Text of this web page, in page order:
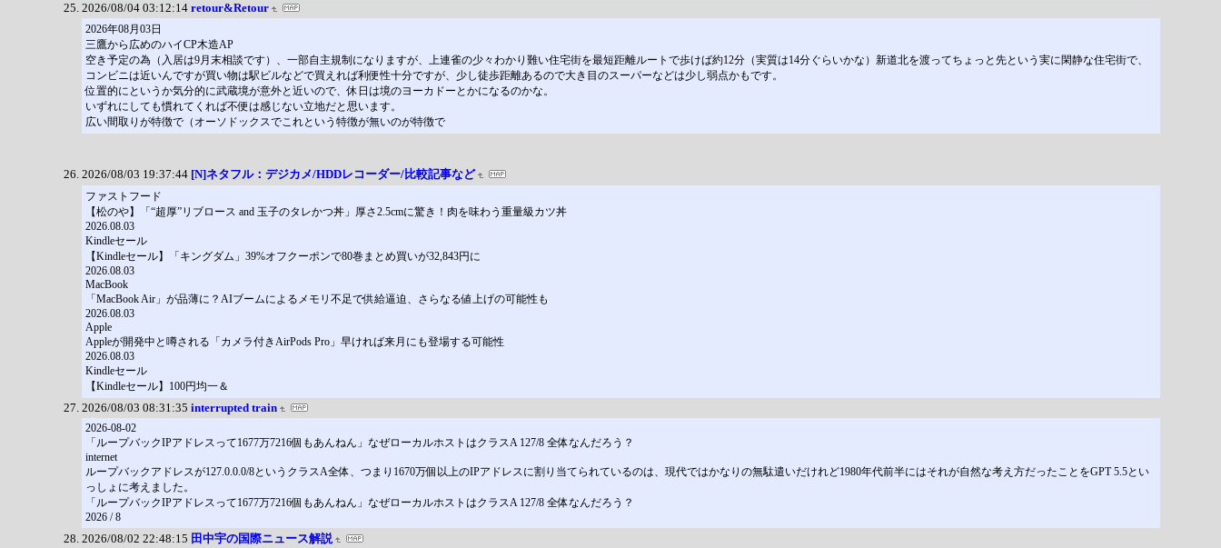
2026/08/04 03:12:14 retour&Retour
2026年08月03日
三鷹から広めのハイCP木造AP
空き予定の為（入居は9月末相談です）、一部自主規制になりますが、上連雀の少々わかり難い住宅街を最短距離ルートで歩けば約12分（実質は14分ぐらいかな）新道北を渡ってちょっと先という実に閑静な住宅街で、
コンビニは近いんですが買い物は駅ビルなどで買えれば利便性十分ですが、少し徒歩距離あるので大き目のスーパーなどは少し弱点かもです。
位置的にというか気分的に武蔵境が意外と近いので、休日は境のヨーカドーとかになるのかな。
いずれにしても慣れてくれば不便は感じない立地だと思います。
広い間取りが特徴で（オーソドックスでこれという特徴が無いのが特徴で
2026/08/03 19:37:44 [N]ネタフル：デジカメ/HDDレコーダー/比較記事など
ファストフード
【松のや】「“超厚”リブロース and 玉子のタレかつ丼」厚さ2.5cmに驚き！肉を味わう重量級カツ丼
2026.08.03
Kindleセール
【Kindleセール】「キングダム」39%オフクーポンで80巻まとめ買いが32,843円に
2026.08.03
MacBook
「MacBook Air」が品薄に？AIブームによるメモリ不足で供給逼迫、さらなる値上げの可能性も
2026.08.03
Apple
Appleが開発中と噂される「カメラ付きAirPods Pro」早ければ来月にも登場する可能性
2026.08.03
Kindleセール
【Kindleセール】100円均一＆
2026/08/03 08:31:35 interrupted train
2026-08-02
「ループバックIPアドレスって1677万7216個もあんねん」なぜローカルホストはクラスA 127/8 全体なんだろう？
internet
ループバックアドレスが127.0.0.0/8というクラスA全体、つまり1670万個以上のIPアドレスに割り当てられているのは、現代ではかなりの無駄遣いだけれど1980年代前半にはそれが自然な考え方だったことをGPT 5.5とい
っしょに考えました。
「ループバックIPアドレスって1677万7216個もあんねん」なぜローカルホストはクラスA 127/8 全体なんだろう？
2026 / 8
2026/08/02 22:48:15 田中宇の国際ニュース解説